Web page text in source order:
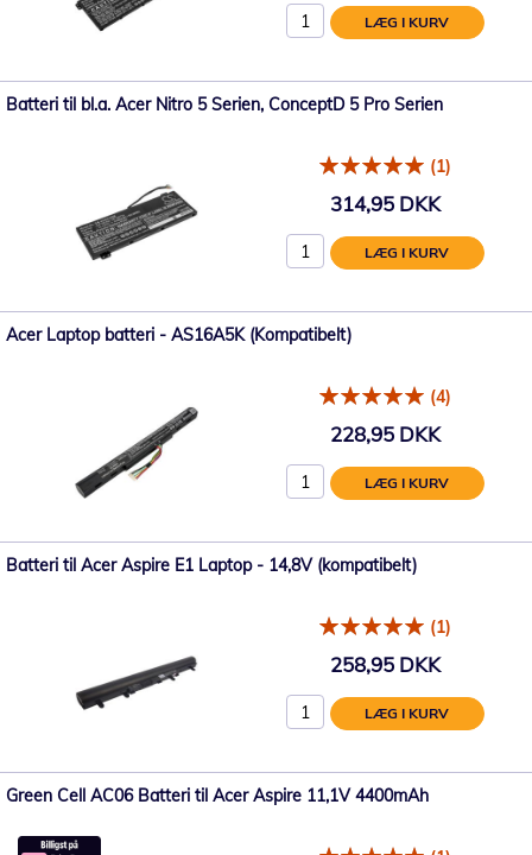
LÆG I KURV
Batteri til bl.a. Acer Nitro 5 Serien, ConceptD 5 Pro Serien
(1)
314,95 DKK
LÆG I KURV
Acer Laptop batteri - AS16A5K (Kompatibelt)
(4)
228,95 DKK
LÆG I KURV
Batteri til Acer Aspire E1 Laptop - 14,8V (kompatibelt)
(1)
258,95 DKK
LÆG I KURV
Green Cell AC06 Batteri til Acer Aspire 11,1V 4400mAh